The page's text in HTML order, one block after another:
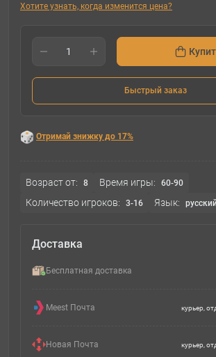
Хотите узнать, когда изменится цена?
Быстрый заказ
Отримай знижку до 17%
Возраст от: 8 Время игры: 60-90
Количество игроков: 3-16 Язык: русский
Доставка
Бесплатная доставка
Meest Почта курьер,
Новая Почта курьер,